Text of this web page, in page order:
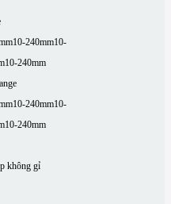
10-240mm10-
10-240mm
10-240mm10-
10-240mm
không gỉ